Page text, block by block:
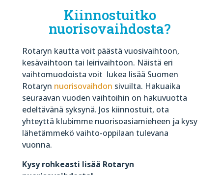
Kiinnostuitko
nuorisovaihdosta?
Rotaryn kautta voit päästä vuosivaihtoon,
kesävaihtoon tai leirivaihtoon. Näistä eri
vaihtomuodoista voit lukea lisää Suomen
Rotaryn nuorisovaihdon sivuilta. Hakuaika
seuraavan vuoden vaihtoihin on hakuvuotta
edeltävänä syksynä. Jos kiinnostuit, ota
yhteyttä klubimme nuorisoasiamieheen ja kysy
lähetämmekö vaihto-oppilaan tulevana
vuonna.
Kysy rohkeasti lisää Rotaryn